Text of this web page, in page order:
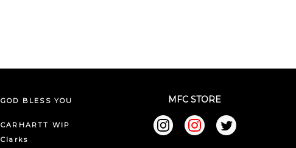
GOD BLESS YOU
CARHARTT WIP
Clarks
MFC STORE